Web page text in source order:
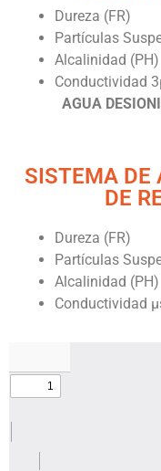
Partículas
AGUA
SISTEMA DE
DE
Partículas